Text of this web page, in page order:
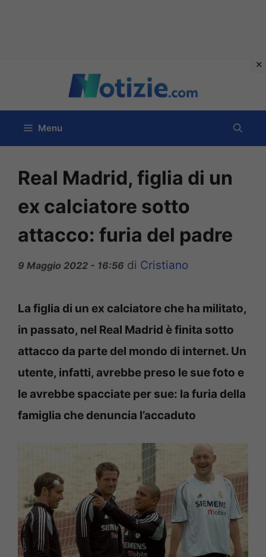
contenuto
Menu
Real Madrid, figlia di un
ex calciatore sotto
attacco: furia del padre
9 Maggio 2022 - 16:56 di Cristiano
La figlia di un ex calciatore che ha militato,
in passato, nel Real Madrid è finita sotto
attacco da parte del mondo di internet. Un
utente, infatti, avrebbe preso le sue foto e
le avrebbe spacciate per sue: la furia della
famiglia che denuncia l’accaduto